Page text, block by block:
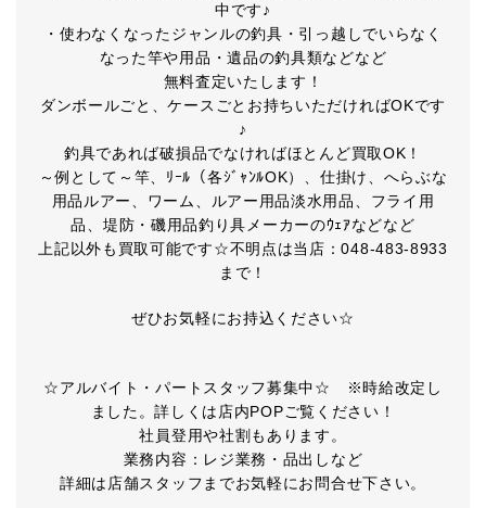
中です♪
・使わなくなったジャンルの釣具・引っ越しでいらなく
なった竿や用品・遺品の釣具類などなど
無料査定いたします！
ダンボールごと、ケースごとお持ちいただければOKです
♪
釣具であれば破損品でなければほとんど買取OK！
～例として～竿、ﾘｰﾙ（各ｼﾞｬﾝﾙOK）、仕掛け、へらぶな
用品ルアー、ワーム、ルアー用品淡水用品、フライ用
品、堤防・磯用品釣り具メーカーのｳｪｱなどなど
上記以外も買取可能です☆不明点は当店：048-483-8933
まで！
ぜひお気軽にお持込ください☆
☆アルバイト・パートスタッフ募集中☆ ※時給改定し
ました。詳しくは店内POPご覧ください！
社員登用や社割もあります。
業務内容：レジ業務・品出しなど
詳細は店舗スタッフまでお気軽にお問合せ下さい。